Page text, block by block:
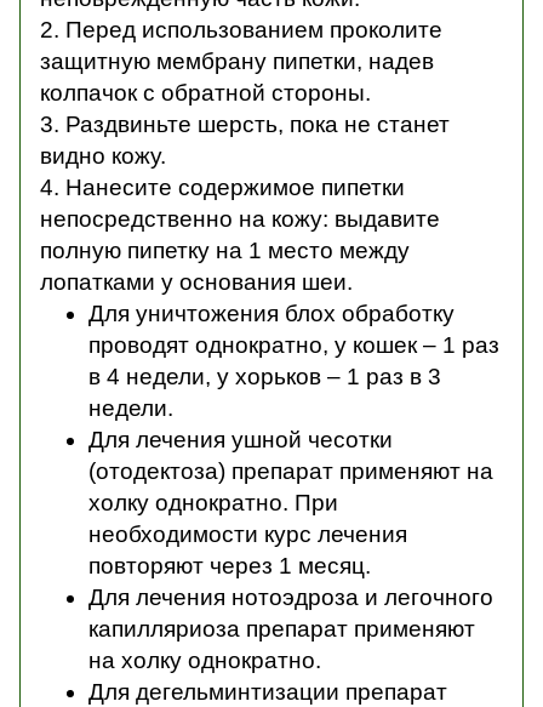
2. Перед использованием проколите
защитную мембрану пипетки, надев
колпачок с обратной стороны.
3. Раздвиньте шерсть, пока не станет
видно кожу​.
4. Нанесите содержимое пипетки
непосредственно на кожу​: выдавите
полную пипетку на 1 место между
лопатками у основания шеи.
Для уничтожения блох обработку
проводят однократно, у кошек – 1 раз
в 4 недели, у хорьков – 1 раз в 3
недели.
Для лечения ушной чесотки
(отодектоза) препарат применяют на
холку однократно. При
необходимости курс лечения
повторяют через 1 месяц.
Для лечения нотоэдроза и легочного
капилляриоза препарат применяют
на холку однократно.
Для дегельминтизации препарат